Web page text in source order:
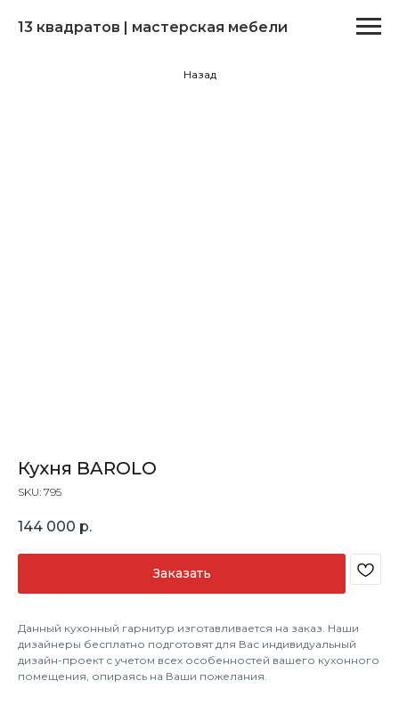
13 квадратов | мастерская мебели
Назад
Кухня BAROLO
SKU: 795
144 000 р.
Заказать
Данный кухонный гарнитур изготавливается на заказ. Наши
дизайнеры бесплатно подготовят для Вас индивидуальный
дизайн-проект с учетом всех особенностей вашего кухонного
помещения, опираясь на Ваши пожелания.